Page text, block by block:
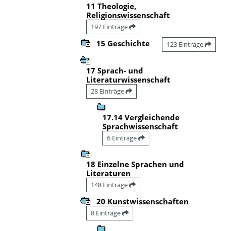
11 Theologie,
Religionswissenschaft
197 Einträge
15 Geschichte 123 Einträge
17 Sprach- und
Literaturwissenschaft
28 Einträge
17.14 Vergleichende
Sprachwissenschaft
6 Einträge
18 Einzelne Sprachen und
Literaturen
148 Einträge
20 Kunstwissenschaften
8 Einträge